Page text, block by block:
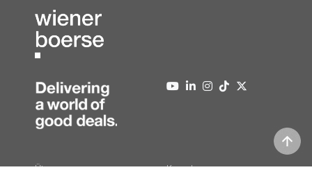
Über uns Kontakt